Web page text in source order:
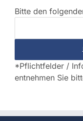
Bitte
Feld
leer.
Bitte den
*Pflichtfelder /
entnehmen Sie